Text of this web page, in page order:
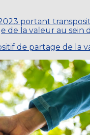
portant
la valeur au sein
de partage de la